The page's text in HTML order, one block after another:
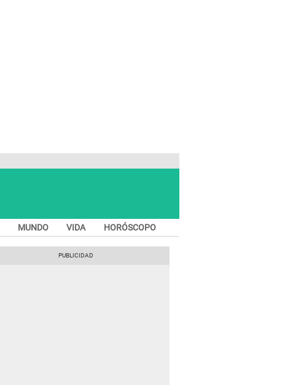
MUNDO VIDA HORÓSCOPO